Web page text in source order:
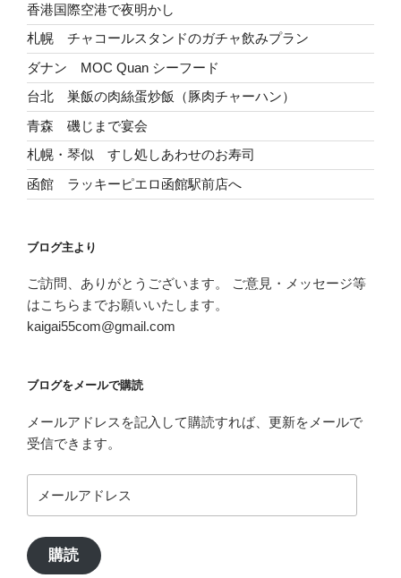
香港国際空港で夜明かし
札幌 チャコールスタンドのガチャ飲みプラン
ダナン MOC Quan シーフード
台北 巣飯の肉絲蛋炒飯（豚肉チャーハン）
青森 磯じまで宴会
札幌・琴似 すし処しあわせのお寿司
函館 ラッキーピエロ函館駅前店へ
ブログ主より
ご訪問、ありがとうございます。 ご意見・メッセージ等
はこちらまでお願いいたします。
kaigai55com@gmail.com
ブログをメールで購読
メールアドレスを記入して購読すれば、更新をメールで
受信できます。
ー
ア
ド
購読